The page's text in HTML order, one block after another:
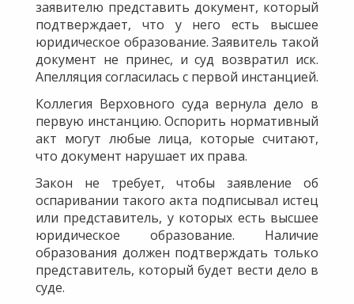
заявителю представить документ, который
подтверждает, что у него есть высшее
юридическое образование. Заявитель такой
документ не принес, и суд возвратил иск.
Апелляция согласилась с первой инстанцией.
Коллегия Верховного суда вернула дело в
первую инстанцию. Оспорить нормативный
акт могут любые лица, которые считают,
что документ нарушает их права.
Закон не требует, чтобы заявление об
оспаривании такого акта подписывал истец
или представитель, у которых есть высшее
юридическое образование. Наличие
образования должен подтверждать только
представитель, который будет вести дело в
суде.